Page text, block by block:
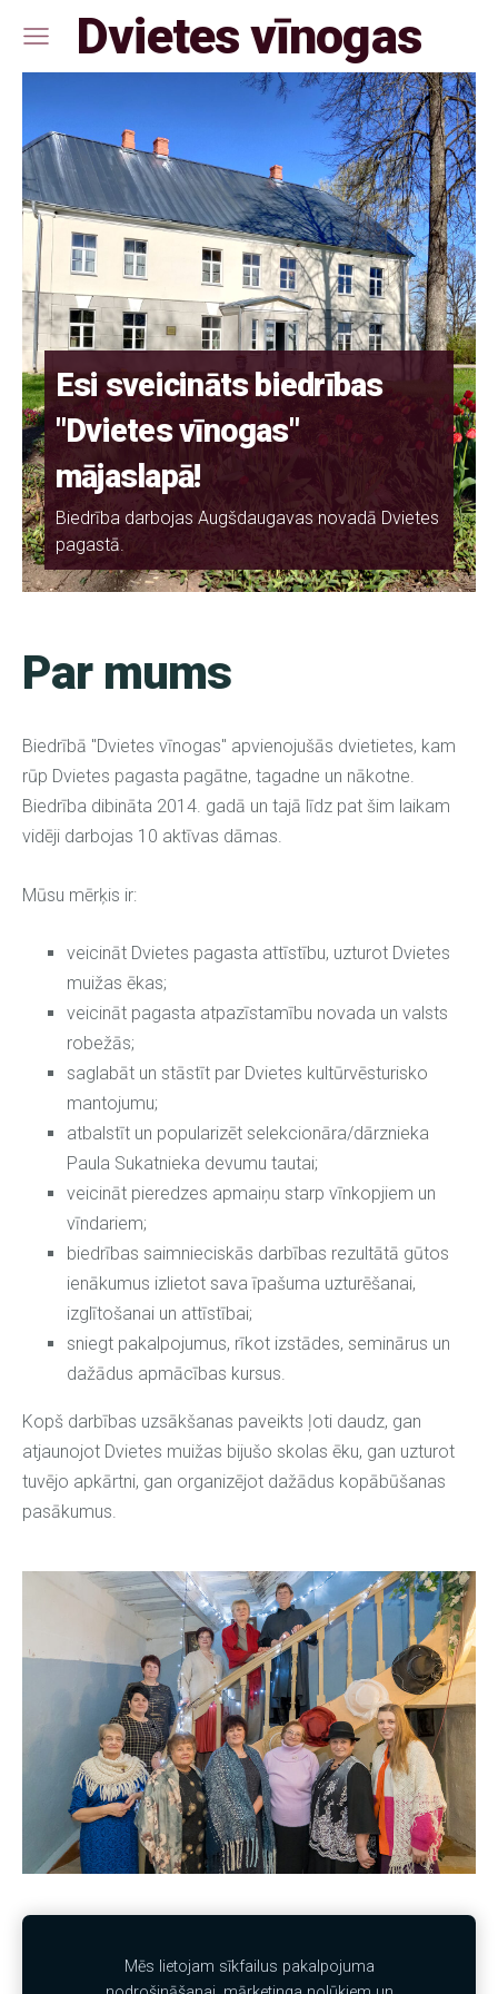
Dvietes vīnogas
Esi sveicināts biedrības
"Dvietes vīnogas"
mājaslapā!
Biedrība darbojas Augšdaugavas novadā Dvietes
pagastā.
Par mums
Biedrībā "Dvietes vīnogas" apvienojušās dvietietes, kam
rūp Dvietes pagasta pagātne, tagadne un nākotne.
Biedrība dibināta 2014. gadā un tajā līdz pat šim laikam
vidēji darbojas 10 aktīvas dāmas.
Mūsu mērķis ir:
veicināt Dvietes pagasta attīstību, uzturot Dvietes
muižas ēkas;
veicināt pagasta atpazīstamību novada un valsts
robežās;
saglabāt un stāstīt par Dvietes kultūrvēsturisko
mantojumu;
atbalstīt un popularizēt selekcionāra/dārznieka
Paula Sukatnieka devumu tautai;
veicināt pieredzes apmaiņu starp vīnkopjiem un
vīndariem;
biedrības saimnieciskās darbības rezultātā gūtos
ienākumus izlietot sava īpašuma uzturēšanai,
izglītošanai un attīstībai;
sniegt pakalpojumus, rīkot izstādes, seminārus un
dažādus apmācības kursus.
Kopš darbības uzsākšanas paveikts ļoti daudz, gan
atjaunojot Dvietes muižas bijušo skolas ēku, gan uzturot
tuvējo apkārtni, gan organizējot dažādus kopābūšanas
pasākumus.
Sīkdatnes
Mēs lietojam sīkfailus pakalpojuma